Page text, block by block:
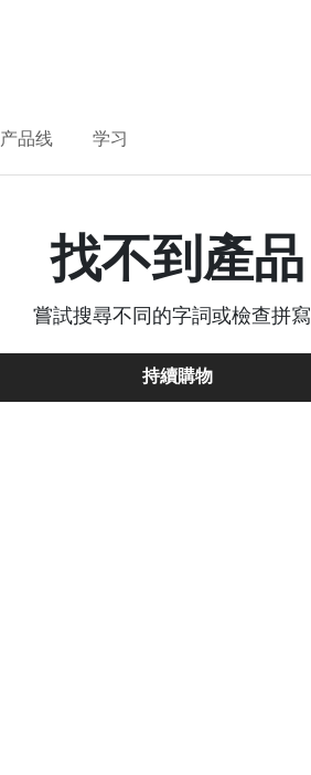
产品线 学习
找不到產品
嘗試搜尋不同的字詞或檢查拼寫
持續購物